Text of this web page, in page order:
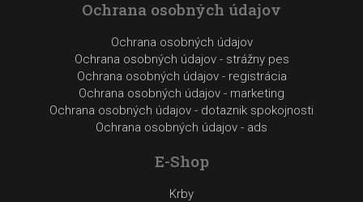
Ochrana osobných údajov
Ochrana osobných údajov
Ochrana osobných údajov - strážny pes
Ochrana osobných údajov - registrácia
Ochrana osobných údajov - marketing
Ochrana osobných údajov - dotaznik spokojnosti
Ochrana osobných údajov - ads
E-Shop
Krby